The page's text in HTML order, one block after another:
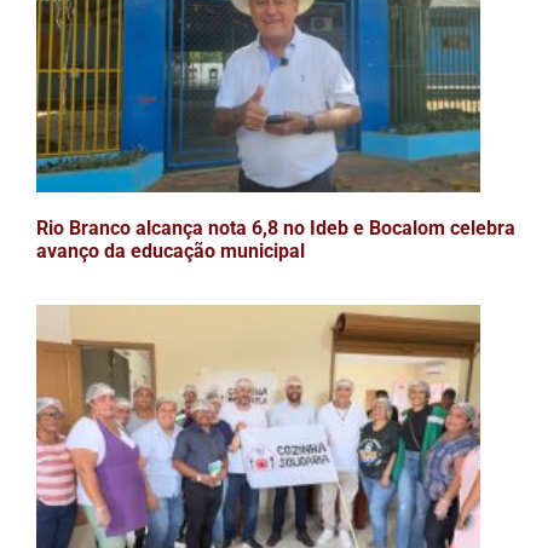
Rio Branco alcança nota 6,8 no Ideb e Bocalom celebra
avanço da educação municipal